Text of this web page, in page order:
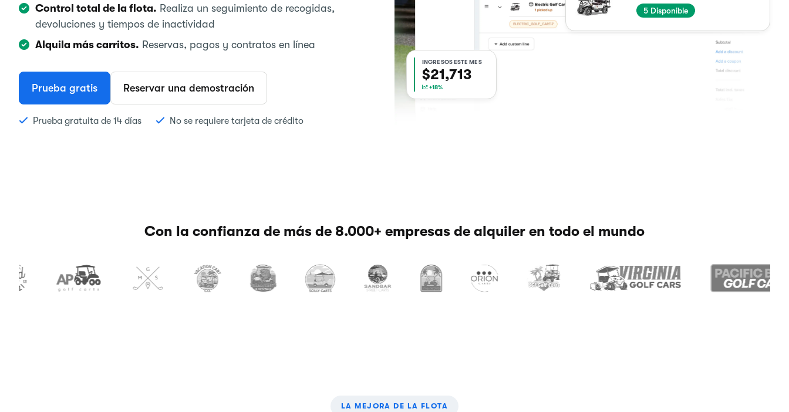
Control total de la flota. Realiza un seguimiento de recogidas,
devoluciones y tiempos de inactividad
Alquila más carritos. Reservas, pagos y contratos en línea
Prueba gratis Reservar una demostración
Prueba gratuita de 14 días No se requiere tarjeta de crédito
5Disponible
INGRESOS ESTE MES
$21,713
+18%
Con la confianza de más de 8.000+ empresas de alquiler en todo el mundo
LA MEJORA DE LA FLOTA